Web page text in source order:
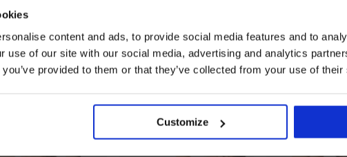
content and ads, to provide social media features and to
use of our site with our social media, advertising and analytics
provided to them or that they’ve collected from your use of
Customize
postave
Stezni bodi Laser cut
Exclusive
50,99 €
Bodi za oblikovanje
Sanremo Big
50,99 €
Odkrijte podobne kose